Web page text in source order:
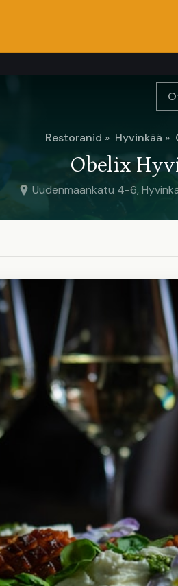
Restoranid Hyvinkää
Obelix
Uudenmaankatu 4-6,